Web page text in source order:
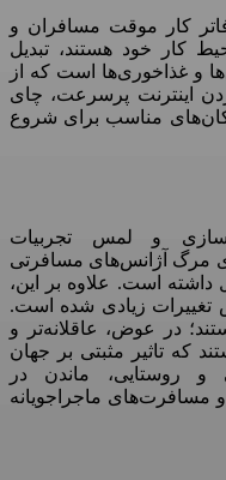
کار موقت مسافران و
کار خود هستند، تبدیل
و غذاخوری‌ها است که از
اینترنت پرسرعت، چای
مناسب برای شروع
و لمس تجربیات
مرگ آژانس‌های مسافرتی
است. علاوه بر این،
زیادی شده است.
در عوض، عاقلانه‌تر و
که تاثیر مثبتی بر جهان
و روستایی، ماندن در
مسافرت‌های ماجراجویانه